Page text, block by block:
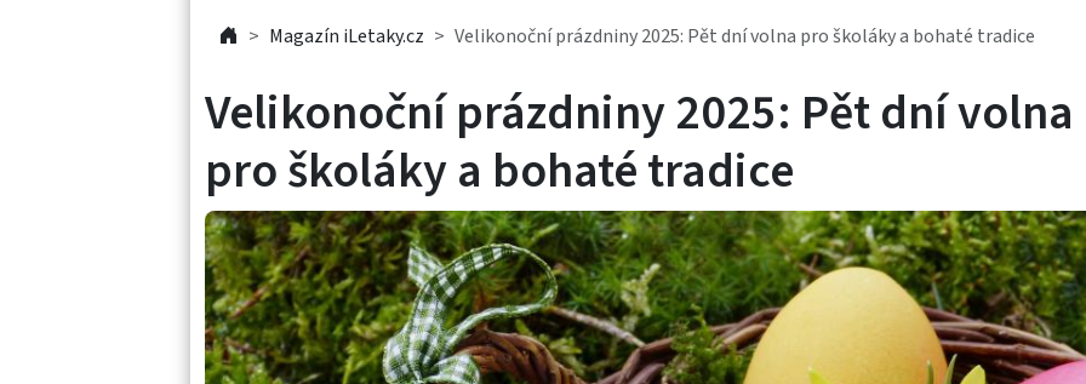
Magazín iLetaky.cz Velikonoční prázdniny 2025: Pět dní volna pro školáky a bohaté tradice
Velikonoční prázdniny 2025: Pět dní volna
pro školáky a bohaté tradice